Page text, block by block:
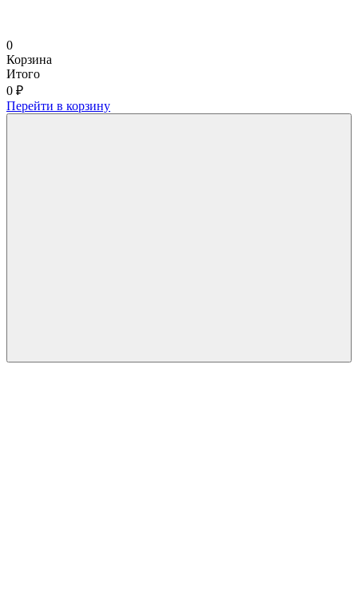
0
Корзина
Итого
0 ₽
Перейти в корзину